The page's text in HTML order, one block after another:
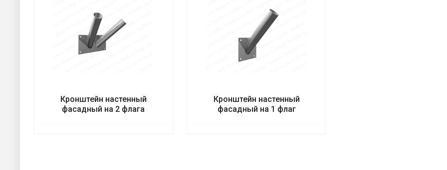
Кронштейн настенный
фасадный на 2 флага
Кронштейн настенный
фасадный на 1 флаг